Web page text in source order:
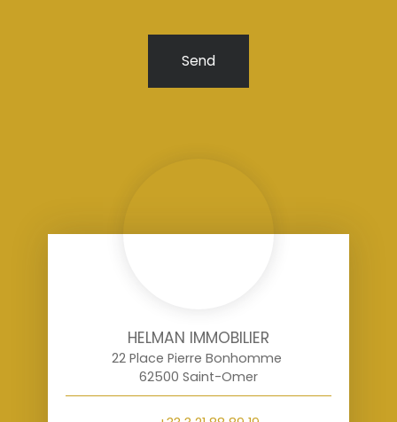
Send
HELMAN IMMOBILIER
22 Place Pierre Bonhomme
62500 Saint-Omer